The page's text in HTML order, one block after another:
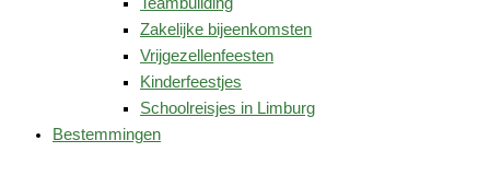
Zakelijke bijeenkomsten
Vrijgezellenfeesten
Kinderfeestjes
Schoolreisjes in Limburg
Bestemmingen